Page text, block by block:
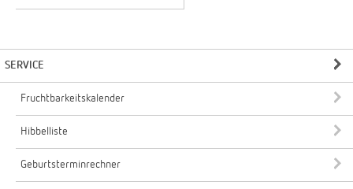
SERVICE
Fruchtbarkeitskalender
Hibbelliste
Geburtsterminrechner